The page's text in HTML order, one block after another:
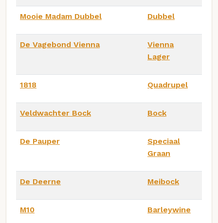
Mooie Madam Dubbel Dubbel
De Vagebond Vienna
Vienna
Lager
1818 Quadrupel
Veldwachter Bock Bock
De Pauper
Speciaal
Graan
De Deerne Meibock
M10 Barleywine